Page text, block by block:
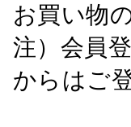
お買い物
注）会員
からはご